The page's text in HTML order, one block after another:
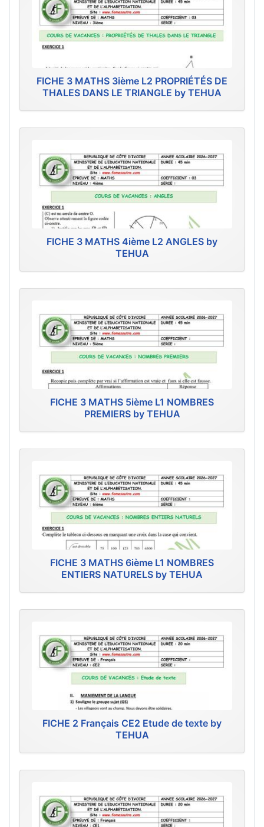
FICHE 3 MATHS 3ième L2 PROPRIÉTÉS DE
THALES DANS LE TRIANGLE by TEHUA
FICHE 3 MATHS 4ième L2 ANGLES by
TEHUA
FICHE 3 MATHS 5ième L1 NOMBRES
PREMIERS by TEHUA
FICHE 3 MATHS 6ième L1 NOMBRES
ENTIERS NATURELS by TEHUA
FICHE 2 Français CE2 Etude de texte by
TEHUA